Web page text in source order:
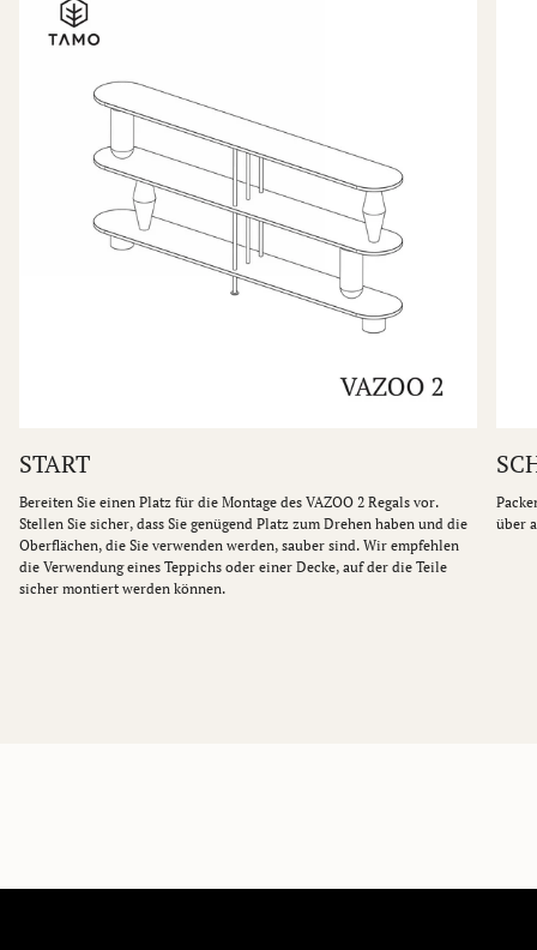
START
Bereiten Sie einen Platz für die Montage des VAZOO 2 Regals vor.
Stellen Sie sicher, dass Sie genügend Platz zum Drehen haben und die
Oberflächen, die Sie verwenden werden, sauber sind. Wir empfehlen
die Verwendung eines Teppichs oder einer Decke, auf der die Teile
sicher montiert werden können.
über